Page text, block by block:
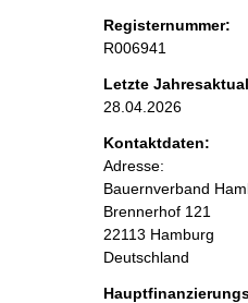
i
t
e
n
i
Registernummer:
R006941
Letzte
28.04.2026
Kontaktdaten:
Adresse:
Bauernverband
Brennerhof 121
22113 Hamburg
Deutschland